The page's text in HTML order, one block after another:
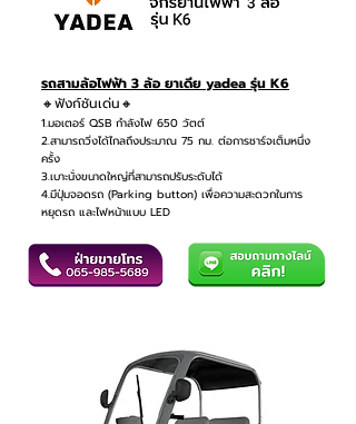
รถสามล้อไฟฟ้า 3 ล้อ ยาเดีย yadea รุ่น K6
🔸ฟังก์ชันเด่น🔸
1.มอเตอร์ QSB กำลังไฟ 650 วัตต์
2.สามารถวิ่งได้ไกลถึงประมาณ 75 กม. ต่อการชาร์จเต็มหนึ่ง
ครั้ง
3.เบาะนั่งขนาดใหญ่ที่สามารถปรับระดับได้
4.มีปุ่มจอดรถ (Parking button) เพื่อความสะดวกในการ
หยุดรถ และไฟหน้าแบบ LED